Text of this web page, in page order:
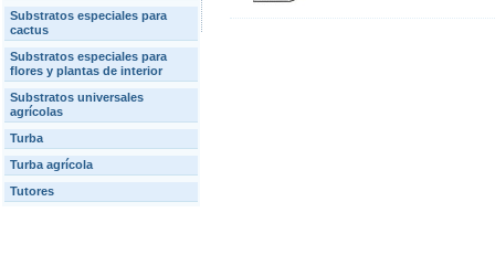
Substratos especiales para
cactus
Substratos especiales para
flores y plantas de interior
Substratos universales
agrícolas
Turba
Turba agrícola
Tutores